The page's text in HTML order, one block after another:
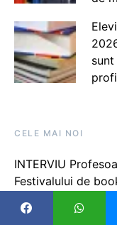
CELE MAI NOI
INTERVIU
Festivalului de
elevi să citească